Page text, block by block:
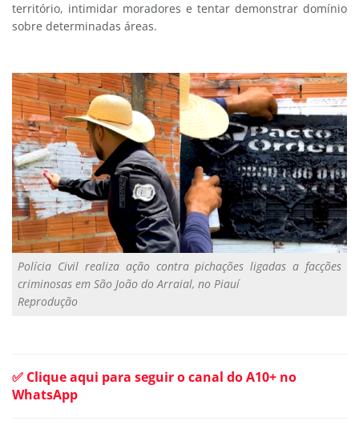
território, intimidar moradores e tentar demonstrar domínio
sobre determinadas áreas.
Polícia Civil realiza ação contra pichações ligadas a facções
criminosas em São João do Arraial, no Piauí
Reprodução
✅ Clique aqui para seguir o canal do A10+ no
WhatsApp